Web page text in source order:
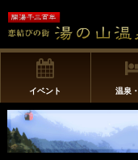
イベント 温泉